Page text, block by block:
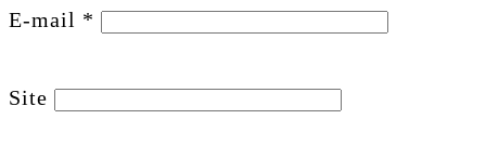
E-mail *
Site